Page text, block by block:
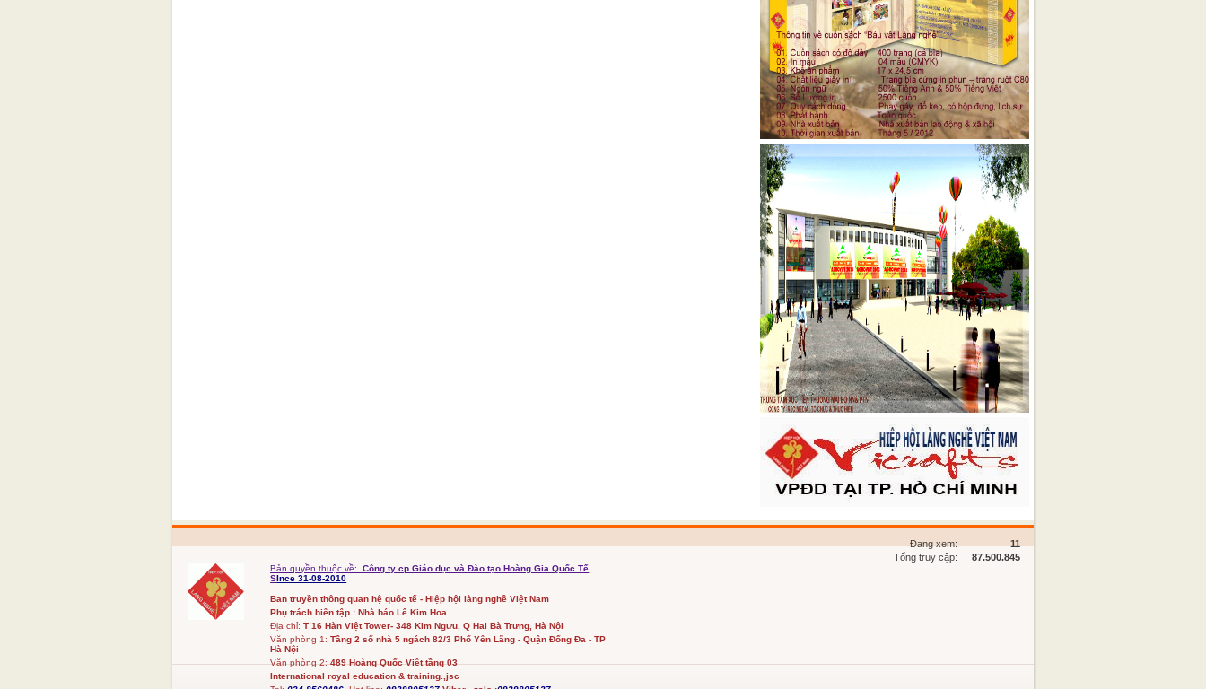
Bản quyền thuộc về:
Công ty cp Giáo dục và Đào tạo Hoàng Gia Quốc Tế
SInce 31-08-2010
Ban truyền thông quan hệ quốc tế - Hiệp hội làng nghề Việt Nam
Phụ trách biên tập : Nhà báo Lê Kim Hoa
Địa chỉ: T 16 Hàn Việt Tower- 348 Kim Ngưu, Q Hai Bà Trưng, Hà Nội
Văn phòng 1:Tầng 2 số nhà 5 ngách 82/3 Phố Yên Lãng - Quận Đống Đa - TP
Hà Nội
Văn phòng 2:489 Hoàng Quốc Việt tầng 03
International royal education & training.,jsc
11
Đang xem:
87.500.845
Tổng truy cập: